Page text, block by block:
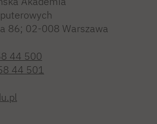
86; 02-008 Warszawa
44 500
44 501